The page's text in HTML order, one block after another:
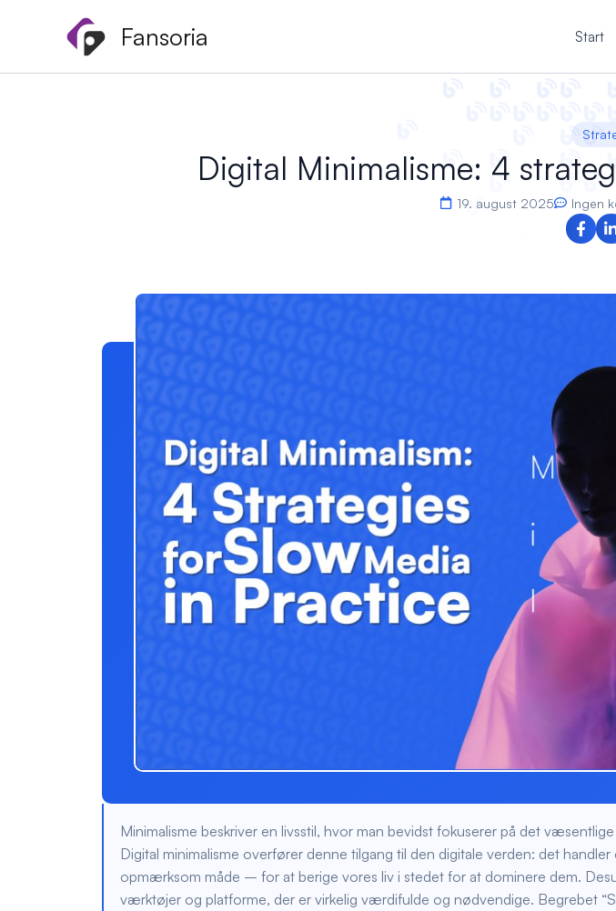
Fansoria Start
Digital Minimalisme: 4
19. august 2025 Ingen
Minimalisme beskriver en livsstil, hvor man bevidst fokuserer på det
Digital minimalisme overfører denne tilgang til den digitale verden: det
opmærksom måde – for at berige vores liv i stedet for at dominere dem.
værktøjer og platforme, der er virkelig værdifulde og nødvendige. Begrebet